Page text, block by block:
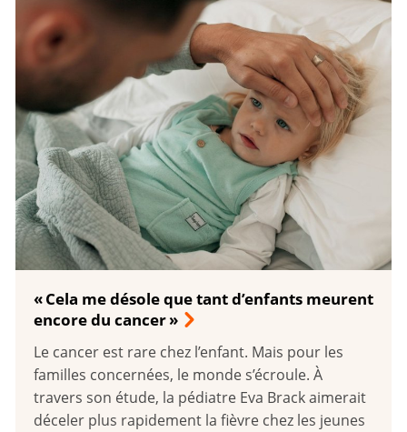
« Cela me désole que tant d’enfants meurent
encore du cancer »
Le cancer est rare chez l’enfant. Mais pour les
familles concernées, le monde s’écroule. À
travers son étude, la pédiatre Eva Brack aimerait
déceler plus rapidement la fièvre chez les jeunes